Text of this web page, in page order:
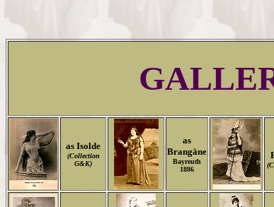
as Isolde
(Collection
G&K)
as
Brangäne
Bayreuth
1886